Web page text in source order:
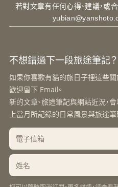
若對文章有任何心得、建議，或
不想錯過下一段旅途筆記？
如果你喜歡有貓的旅日子裡這些關
歡迎留下 Email。
新的文章、旅途筆記與網站近況，
上當月所記錄的日常風景與旅途筆